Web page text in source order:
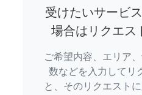
受けたいサービ
場合はリクエス
ご希望内容、エリア
数などを入力してリ
と、そのリクエスト